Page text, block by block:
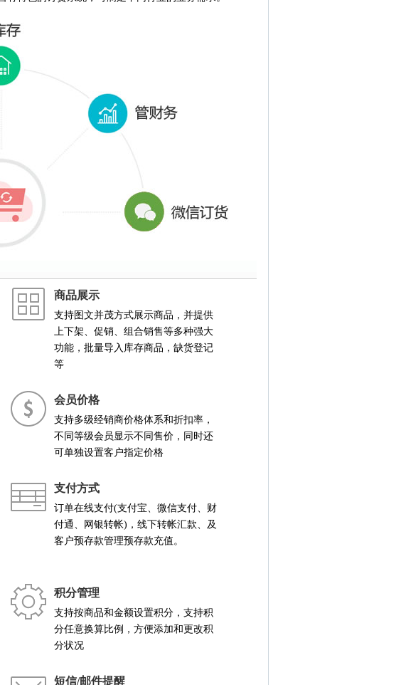
商品展示
支持图文并茂方式展示商品，并提供
上下架、促销、组合销售等多种强大
功能，批量导入库存商品，缺货登记
等
会员价格
支持多级经销商价格体系和折扣率，
不同等级会员显示不同售价，同时还
可单独设置客户指定价格
支付方式
订单在线支付(支付宝、微信支付、财
付通、网银转帐)，线下转帐汇款、及
客户预存款管理预存款充值。
积分管理
支持按商品和金额设置积分，支持积
分任意换算比例，方便添加和更改积
分状况
短信/邮件提醒